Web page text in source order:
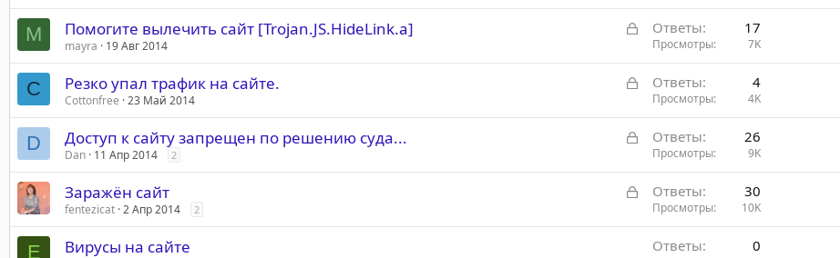
т
а
M
З
к
р
т
а
Помогите вылечить сайт [Trojan.JS.HideLink.a]
mayra 19 Авг 2014
Ответы 17
Просмотры 7K
C
З
к
р
т
а
Резко упал трафик на сайте.
Cottonfree 23 Май 2014
Ответы 4
Просмотры 4K
D
З
к
р
т
Доступ к сайту запрещен по решению суда...
Dan 11 Апр 2014 2
Ответы 26
Просмотры 9K
З
к
Заражён сайт
fentezicat 2 Апр 2014 2
Ответы 30
Просмотры 10K
E Вирусы на сайте Ответы 0